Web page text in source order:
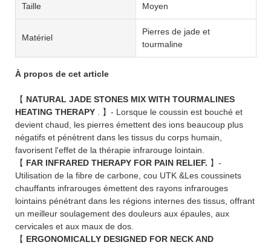
Taille Moyen
Matériel
Pierres de jade et
tourmaline
À propos de cet article
【 NATURAL JADE STONES MIX WITH TOURMALINES
HEATING THERAPY
. 】- Lorsque le coussin est bouché et
devient chaud, les pierres émettent des ions beaucoup plus
négatifs et pénètrent dans les tissus du corps humain,
favorisent l'effet de la thérapie infrarouge lointain.
【 FAR INFRARED THERAPY FOR PAIN RELIEF. 】-
Utilisation de la fibre de carbone, cou UTK &Les coussinets
chauffants infrarouges émettent des rayons infrarouges
lointains pénétrant dans les régions internes des tissus, offrant
un meilleur soulagement des douleurs aux épaules, aux
cervicales et aux maux de dos.
【 ERGONOMICALLY DESIGNED FOR NECK AND